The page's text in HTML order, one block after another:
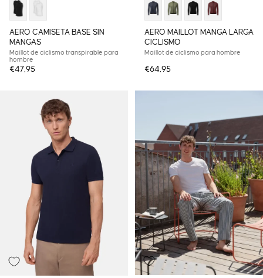
AERO CAMISETA BASE SIN
MANGAS
Maillot de ciclismo transpirable para
hombre
€47,95
AERO MAILLOT MANGA LARGA
CICLISMO
Maillot de ciclismo para hombre
€64,95